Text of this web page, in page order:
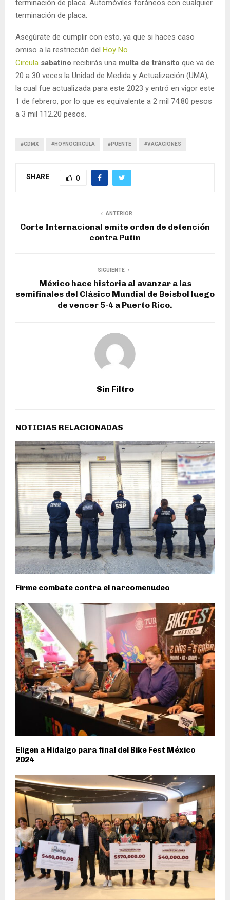
terminación de placa. Automóviles foráneos con cualquier
terminación de placa.
Asegúrate de cumplir con esto, ya que si haces caso
omiso a la restricción del Hoy No
Circula sabatino recibirás una multa de tránsito que va de
20 a 30 veces la Unidad de Medida y Actualización (UMA),
la cual fue actualizada para este 2023 y entró en vigor este
1 de febrero, por lo que es equivalente a 2 mil 74.80 pesos
a 3 mil 112.20 pesos.
#CDMX #HOYNOCIRCULA #PUENTE #VACACIONES
SHARE 0
ANTERIOR
Corte Internacional emite orden de detención
contra Putin
SIGUIENTE
México hace historia al avanzar a las
semifinales del Clásico Mundial de Beisbol luego
de vencer 5-4 a Puerto Rico.
Sin Filtro
NOTICIAS RELACIONADAS
Firme combate contra el narcomenudeo
Eligen a Hidalgo para final del Bike Fest México
2024